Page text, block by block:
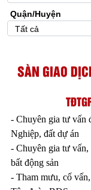
Quận/Huyện
SÀN GIAO
- Chuyên gia tư vấn
Nghiệp, đất dự án
- Chuyên gia tư
bất động sản
- Tham mưu, cố